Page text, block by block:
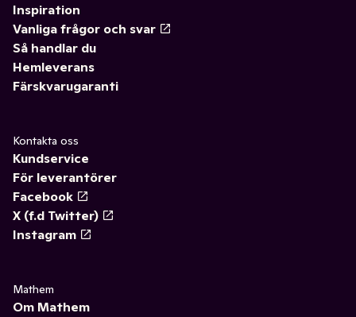
Inspiration
Vanliga frågor och svar
Så handlar du
Hemleverans
Färskvarugaranti
Kontakta oss
Kundservice
För leverantörer
Facebook
X (f.d Twitter)
Instagram
Mathem
Om Mathem